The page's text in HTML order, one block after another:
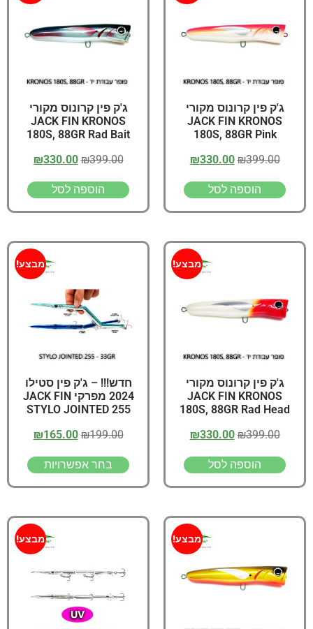
ג'ק פין קרונוס מקורי
JACK FIN KRONOS
180S, 88GR Pink
₪399.00
₪330.00
הוספה לסל
ג'ק פין קרונוס מקורי
JACK FIN KRONOS
180S, 88GR Rad Bait
₪399.00
₪330.00
הוספה לסל
מבצע!
ג'ק פין קרונוס מקורי
JACK FIN KRONOS
180S, 88GR Rad Head
₪399.00
₪330.00
הוספה לסל
מבצע!
חדש!!! – ג'ק פין סטילו
2024 מפרקי JACK FIN
STYLO JOINTED 255
₪199.00
₪165.00
בחר אפשרויות
מבצע! מבצע!